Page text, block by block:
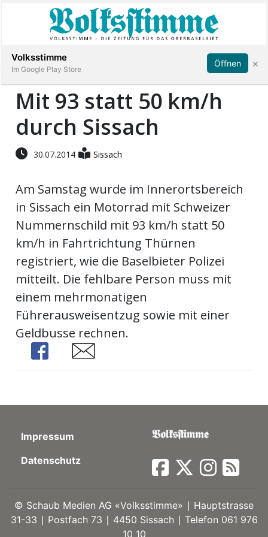
Immobilien
Veranstaltungen
Stellen
E-
App
Fussball
Abonnieren Anmelden
Mit 93 statt 50 km/h
durch Sissach
30.07.2014 Sissach
Am Samstag wurde im Innerortsbereich
in Sissach ein Motorrad mit Schweizer
Nummernschild mit 93 km/h statt 50
km/h in Fahrtrichtung Thürnen
registriert, wie die Baselbieter Polizei
mitteilt. Die fehlbare Person muss mit
einem mehrmonatigen
Führerausweisentzug sowie mit einer
Geldbusse rechnen.
Share
Share
Impressum
Datenschutz
© Schaub Medien AG «Volksstimme» ∣ Hauptstrasse
31-33 ∣ Postfach 73 ∣ 4450 Sissach ∣ Telefon 061 976
10 10
Volksstimme
Im Google Play Store
Öffnen ×